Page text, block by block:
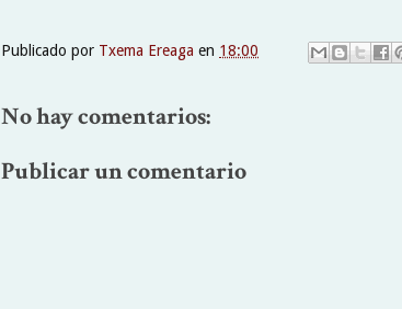
Publicado por Txema Ereaga en 18:00
No hay comentarios:
Publicar un comentario